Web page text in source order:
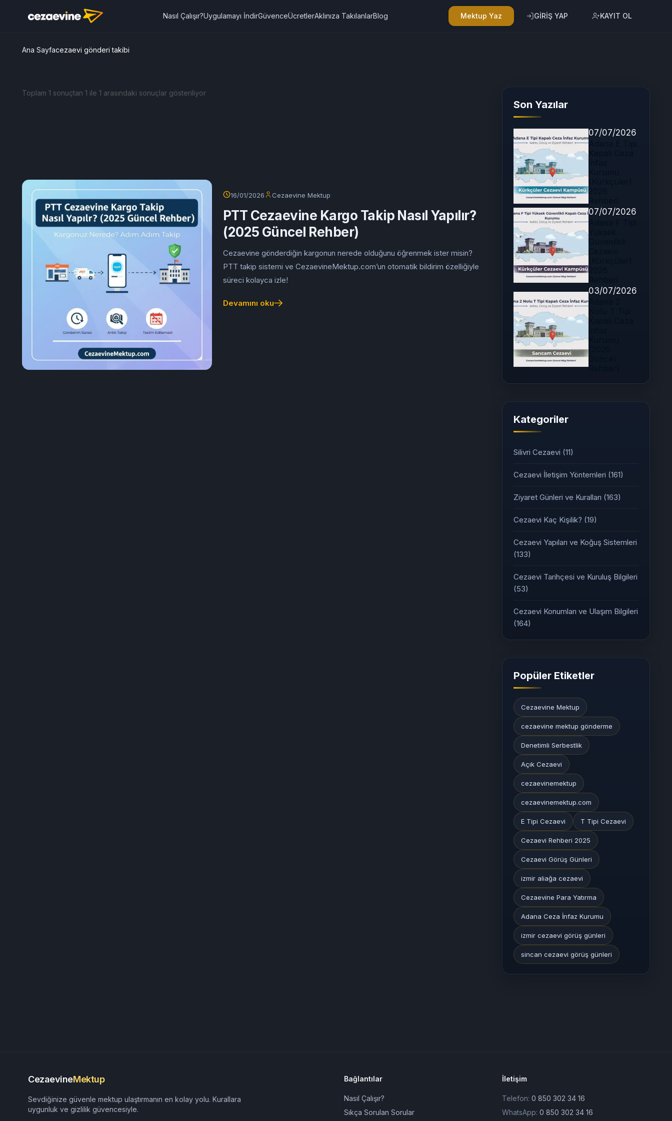
Nasıl Çalışır?Uygulamayı İndirGüvenceÜcretlerAklınıza TakılanlarBlog Mektup Yaz GİRİŞ YAP KAYIT OL
Ana Sayfacezaevi gönderi takibi
Toplam 1 sonuçtan 1 ile 1 arasındaki sonuçlar gösteriliyor
16/01/2026 Cezaevine Mektup
PTT Cezaevine Kargo Takip Nasıl Yapılır?
(2025 Güncel Rehber)
Cezaevine gönderdiğin kargonun nerede olduğunu öğrenmek ister misin?
PTT takip sistemi ve CezaevineMektup.com’un otomatik bildirim özelliğiyle
süreci kolayca izle!
Devamını oku
Son Yazılar
07/07/2026
07/07/2026
03/07/2026
Kategoriler
Silivri Cezaevi (11)
Cezaevi İletişim Yöntemleri (161)
Ziyaret Günleri ve Kuralları (163)
Cezaevi Kaç Kişilik? (19)
Cezaevi Yapıları ve Koğuş Sistemleri
(133)
Cezaevi Tarihçesi ve Kuruluş Bilgileri
(53)
Cezaevi Konumları ve Ulaşım Bilgileri
(164)
Popüler Etiketler
Cezaevine Mektup
cezaevine mektup gönderme
Denetimli Serbestlik
Açık Cezaevi
cezaevinemektup
cezaevinemektup.com
E Tipi Cezaevi T Tipi Cezaevi
Cezaevi Rehberi 2025
Cezaevi Görüş Günleri
izmir aliağa cezaevi
Cezaevine Para Yatırma
Adana Ceza İnfaz Kurumu
izmir cezaevi görüş günleri
sincan cezaevi görüş günleri
CezaevineMektup
Sevdiğinize güvenle mektup ulaştırmanın en kolay yolu. Kurallara
uygunluk ve gizlilik güvencesiyle.
Bağlantılar
Nasıl Çalışır?
Sıkça Sorulan Sorular
İletişim
Telefon: 0 850 302 34 16
WhatsApp: 0 850 302 34 16